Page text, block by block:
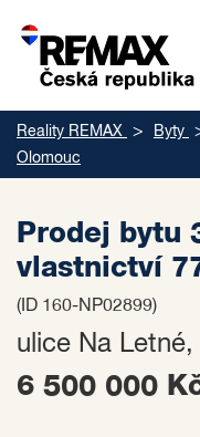
Reality REMAX Byty
Olomouc
Prodej bytu
vlastnictví
(ID 160-NP02899)
ulice Na
6 500 000